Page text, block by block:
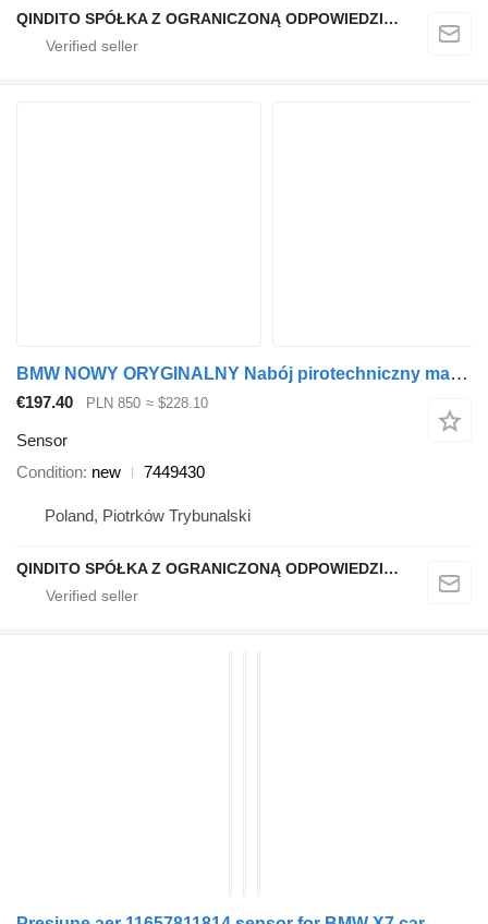
QINDITO SPÓŁKA Z OGRANICZONĄ ODPOWIEDZIALNOŚCIĄ
BMW NOWY ORYGINALNY Nabój pirotechniczny maski Prawy G20 G22 7449430 sensor for car
€197.40 PLN 850 ≈ $228.10
Sensor
Condition new 7449430
Poland, Piotrków Trybunalski
QINDITO SPÓŁKA Z OGRANICZONĄ ODPOWIEDZIALNOŚCIĄ